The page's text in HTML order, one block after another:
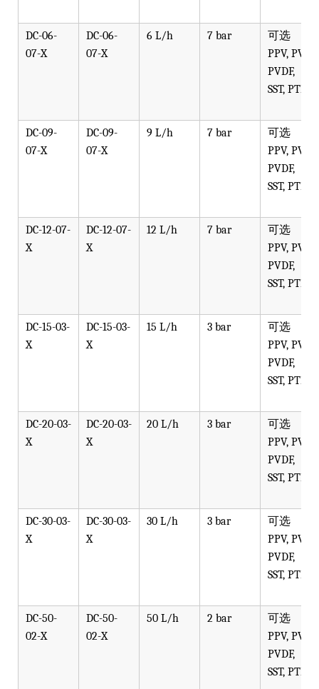
DC-06-
07-X
DC-06-
07-X
6 L/h 7 bar
可选
PPV, PVT,
PVDF,
SST, PTFE
DC-09-
07-X
DC-09-
07-X
9 L/h 7 bar
可选
PPV, PVT,
PVDF,
SST, PTFE
DC-12-07-
X
DC-12-07-
X
12 L/h 7 bar
可选
PPV, PVT,
PVDF,
SST, PTFE
DC-15-03-
X
DC-15-03-
X
15 L/h 3 bar
可选
PPV, PVT,
PVDF,
SST, PTFE
DC-20-03-
X
DC-20-03-
X
20 L/h 3 bar
可选
PPV, PVT,
PVDF,
SST, PTFE
DC-30-03-
X
DC-30-03-
X
30 L/h 3 bar
可选
PPV, PVT,
PVDF,
SST, PTFE
DC-50-
02-X
DC-50-
02-X
50 L/h 2 bar
可选
PPV, PVT,
PVDF,
SST, PTFE